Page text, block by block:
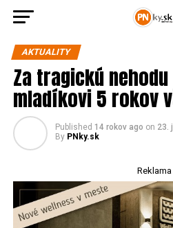
AKTUALITY
Za tragickú
mladíkovi 5 rokov
Published 14 rokov ago on 23.
By PNky.sk
Reklama